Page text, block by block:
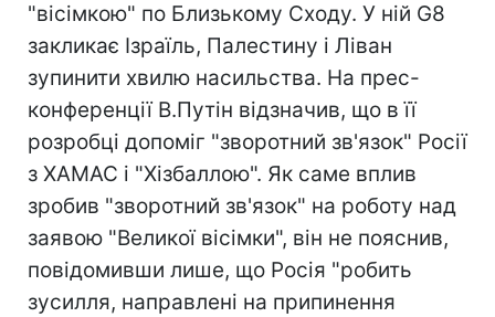
"вісімкою" по Близькому Сходу. У ній G8
закликає Ізраїль, Палестину і Ліван
зупинити хвилю насильства. На прес-
конференції В.Путін відзначив, що в її
розробці допоміг "зворотний зв'язок" Росії
з ХАМАС і "Хізбаллою". Як саме вплив
зробив "зворотний зв'язок" на роботу над
заявою "Великої вісімки", він не пояснив,
повідомивши лише, що Росія "робить
зусилля, направлені на припинення